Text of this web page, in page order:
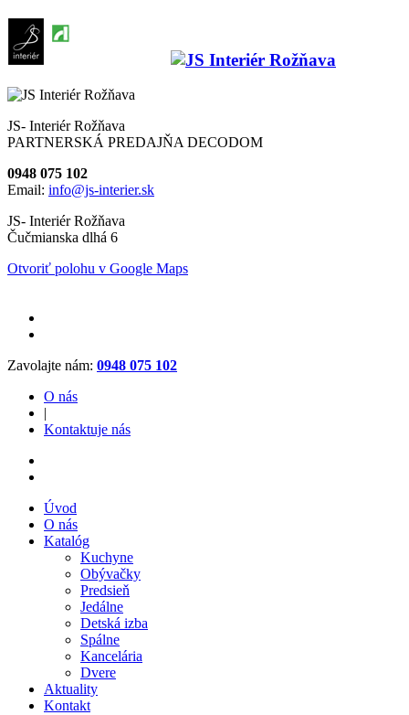
JS- Interiér Rožňava
PARTNERSKÁ PREDAJŇA DECODOM
0948 075 102
Email: info@js-interier.sk
JS- Interiér Rožňava
Čučmianska dlhá 6
Otvoriť polohu v Google Maps
Zavolajte nám: 0948 075 102
O nás
|
Kontaktuje nás
Úvod
O nás
Katalóg
Kuchyne
Obývačky
Predsieň
Jedálne
Detská izba
Spálne
Kancelária
Dvere
Aktuality
Kontakt